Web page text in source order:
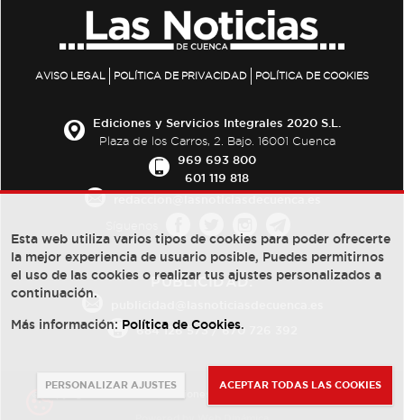
AVISO LEGAL POLÍTICA DE PRIVACIDAD POLÍTICA DE COOKIES
Ediciones y Servicios Integrales 2020 S.L.
Plaza de los Carros, 2. Bajo. 16001 Cuenca
969 693 800
601 119 818
PUBLICIDAD:
684 126 573/670 726 392
Esta web utiliza varios tipos de cookies para poder ofrecerte
la mejor experiencia de usuario posible, Puedes permitirnos
el uso de las cookies o realizar tus ajustes personalizados a
continuación.
Más información: Política de Cookies.
PERSONALIZAR AJUSTES ACEPTAR TODAS LAS COOKIES